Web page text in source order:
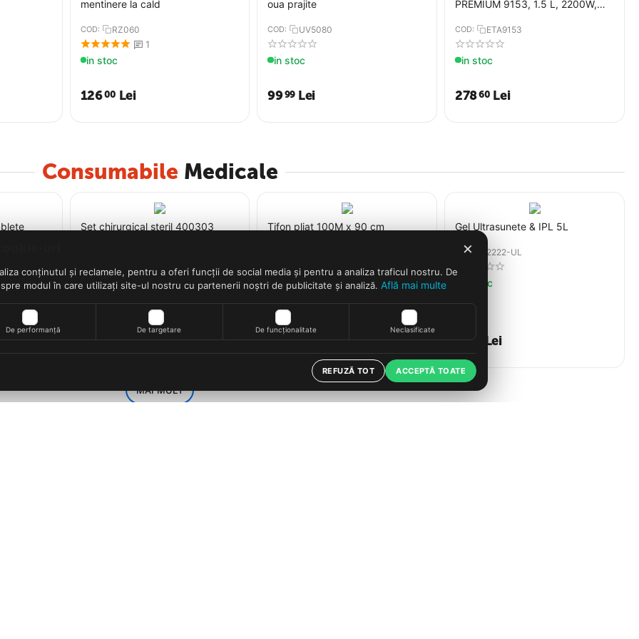
mentinere la cald
COD: RZ060
1
in stoc
12600 Lei
oua prajite
COD: UV5080
in stoc
9999 Lei
PREMIUM 9153, 1.5 L, 2200W,
COD: ETA9153
in stoc
27860 Lei
Consumabile Medicale
​Set chirurgical steril 400303
in stoc
340 Lei
​Tifon pliat 100M x 90 cm
in stoc
13500 Lei
Gel Ultrasunete & IPL 5L
COD: 2222-UL
in stoc
5149 Lei
MAI MULT
×
conținutul și reclamele, pentru a oferi funcții de social media și pentru a analiza traficul nostru. De
modul în care utilizați site-ul nostru cu partenerii noștri de publicitate și analiză. Află mai multe
De performanță De targetare De funcționalitate Neclasificate
REFUZĂ TOT ACCEPTĂ TOATE